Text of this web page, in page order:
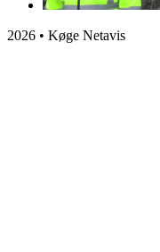
2026 • Køge Netavis